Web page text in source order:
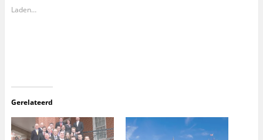
Laden…
Gerelateerd